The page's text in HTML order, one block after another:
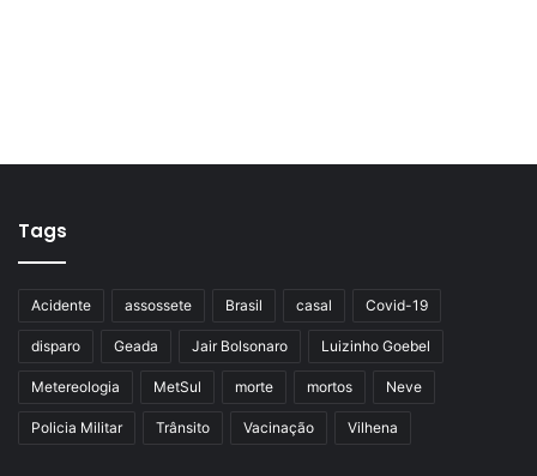
Tags
Acidente assossete Brasil casal Covid-19
disparo Geada Jair Bolsonaro Luizinho Goebel
Metereologia MetSul morte mortos Neve
Policia Militar Trânsito Vacinação Vilhena